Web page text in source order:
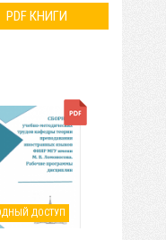
PDF КНИГИ
ДОСТУП